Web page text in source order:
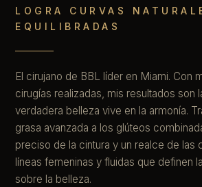
LOGRA CURVAS
EQUILIBRADAS
El cirujano de BBL líder en Miami. Con
cirugías realizadas, mis resultados son
verdadera belleza vive en la armonía.
grasa avanzada a los glúteos
preciso de la cintura y un realce de las
líneas femeninas y fluidas que definen
sobre la belleza.